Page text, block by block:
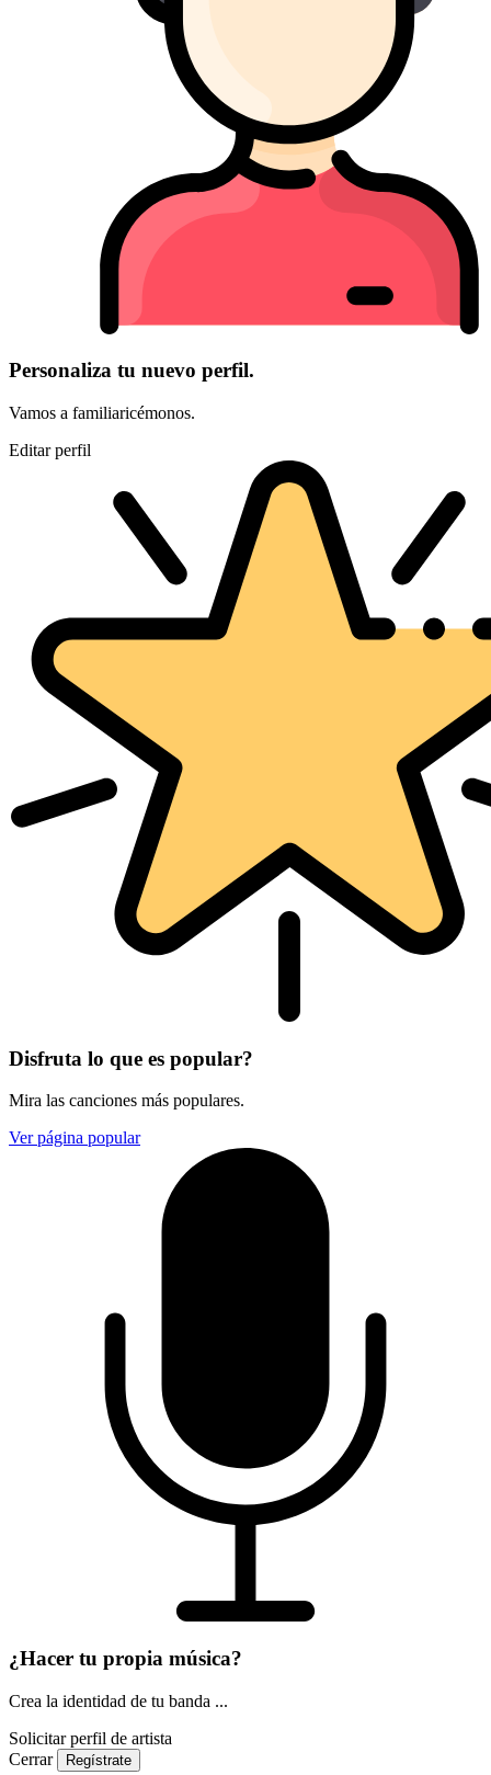
Personaliza tu nuevo perfil.
Vamos a familiaricémonos.
Editar perfil
Disfruta lo que es popular?
Mira las canciones más populares.
Ver página popular
¿Hacer tu propia música?
Crea la identidad de tu banda ...
Solicitar perfil de artista
Cerrar
Regístrate